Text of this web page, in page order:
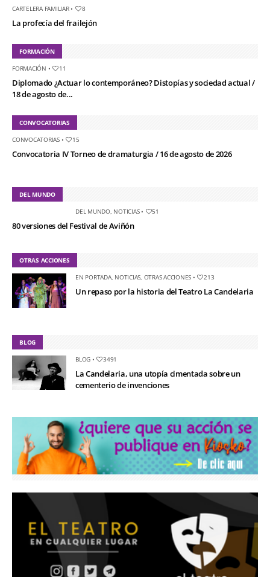
CARTELERA FAMILIAR• 8
La profecía del frailejón
FORMACIÓN
FORMACIÓN • 11
Diplomado ¿Actuar lo contemporáneo? Distopías y sociedad actual /
18 de agosto de...
CONVOCATORIAS
CONVOCATORIAS• 15
Convocatoria IV Torneo de dramaturgia / 16 de agosto de 2026
DEL MUNDO
DEL MUNDO, NOTICIAS• 51
80 versiones del Festival de Aviñón
OTRAS ACCIONES
EN PORTADA, NOTICIAS OTRAS ACCIONES • 213
Un repaso por la historia del Teatro La Candelaria
BLOG
BLOG • 3491
La Candelaria, una utopía cimentada sobre un
cementerio de invenciones